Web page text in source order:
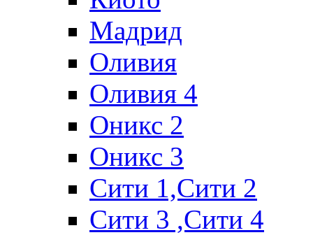
Мадрид
Оливия
Оливия 4
Оникс 2
Оникс 3
Сити 1,Cити 2
Сити 3 ,Сити 4